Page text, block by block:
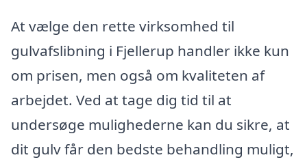
At vælge den rette virksomhed til
gulvafslibning i Fjellerup handler ikke kun
om prisen, men også om kvaliteten af
arbejdet. Ved at tage dig tid til at
undersøge mulighederne kan du sikre, at
dit gulv får den bedste behandling muligt,